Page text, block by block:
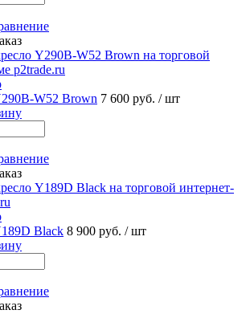
W52 Brown 7 600 руб. / шт
Black 8 900 руб. / шт